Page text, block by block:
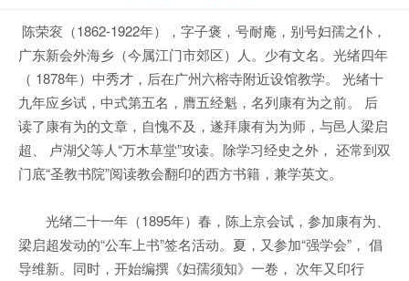
陈荣衮（1862-1922年），字子褒，号耐庵，别号妇孺之仆，
广东新会外海乡（今属江门市郊区）人。少有文名。光绪四年
（ 1878年）中秀才，后在广州六榕寺附近设馆教学。 光绪十
九年应乡试，中式第五名，膺五经魁，名列康有为之前。 后
读了康有为的文章，自愧不及，遂拜康有为为师，与邑人梁启
超、 卢湖父等人“万木草堂”攻读。除学习经史之外， 还常到双
门底“圣教书院”阅读教会翻印的西方书籍，兼学英文。
光绪二十一年（1895年）春，陈上京会试，参加康有为、
梁启超发动的“公车上书”签名活动。夏，又参加“强学会”， 倡
导维新。同时，开始编撰《妇孺须知》一卷， 次年又印行